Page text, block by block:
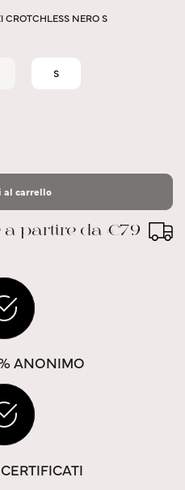
CROTCHLESS NERO S
S
al carrello
a partire da €79
ANONIMO